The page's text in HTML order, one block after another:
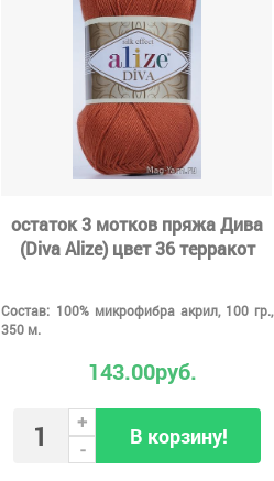
остаток 3 мотков пряжа Дива
(Diva Alize) цвет 36 терракот
Состав: 100% микрофибра акрил, 100 гр.,
350 м.
143.00руб.
+
-
В корзину!